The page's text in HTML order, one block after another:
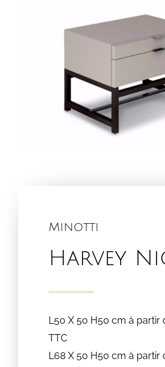
Minotti
Harvey
L50 X 50 H50 cm à partir
TTC
L68 X 50 H50 cm à partir